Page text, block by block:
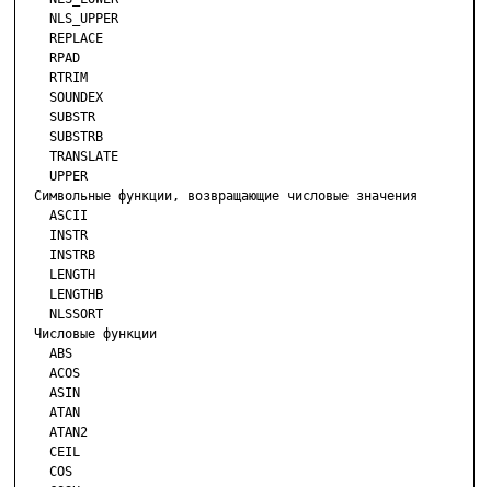
    NLS_UPPER
    REPLACE
    RPAD
    RTRIM
    SOUNDEX
    SUBSTR
    SUBSTRB
    TRANSLATE
    UPPER
  Символьные функции, возвращающие числовые значения
    ASCII
    INSTR
    INSTRB
    LENGTH
    LENGTHB
    NLSSORT
  Числовые функции
    ABS
    ACOS
    ASIN
    ATAN
    ATAN2
    CEIL
    COS